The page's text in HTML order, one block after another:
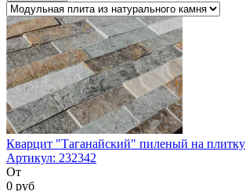
Кварцит "Таганайский" пиленый на плитку
Артикул: 232342
От
0 руб